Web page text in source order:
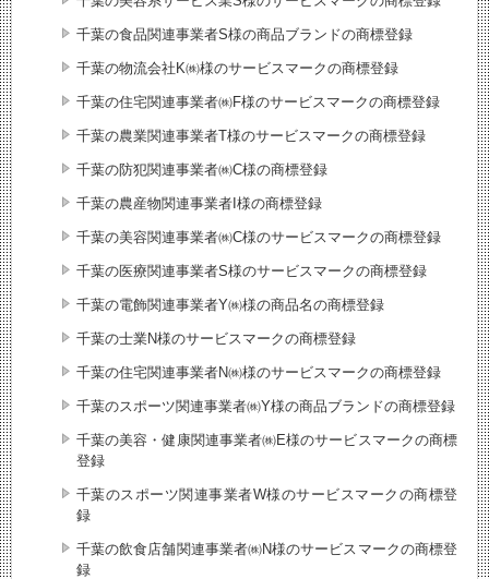
千葉の食品関連事業者S様の商品ブランドの商標登録
千葉の物流会社K㈱様のサービスマークの商標登録
千葉の住宅関連事業者㈱F様のサービスマークの商標登録
千葉の農業関連事業者T様のサービスマークの商標登録
千葉の防犯関連事業者㈱C様の商標登録
千葉の農産物関連事業者I様の商標登録
千葉の美容関連事業者㈱C様のサービスマークの商標登録
千葉の医療関連事業者S様のサービスマークの商標登録
千葉の電飾関連事業者Y㈱様の商品名の商標登録
千葉の士業N様のサービスマークの商標登録
千葉の住宅関連事業者N㈱様のサービスマークの商標登録
千葉のスポーツ関連事業者㈱Y様の商品ブランドの商標登録
千葉の美容・健康関連事業者㈱E様のサービスマークの商標
登録
千葉のスポーツ関連事業者W様のサービスマークの商標登
録
千葉の飲食店舗関連事業者㈱N様のサービスマークの商標登
録